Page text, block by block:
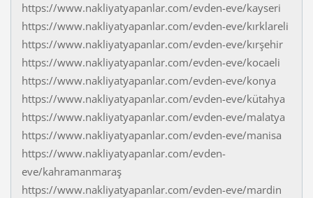
https://www.nakliyatyapanlar.com/evden-eve/kayseri
https://www.nakliyatyapanlar.com/evden-eve/kırklareli
https://www.nakliyatyapanlar.com/evden-eve/kırşehir
https://www.nakliyatyapanlar.com/evden-eve/kocaeli
https://www.nakliyatyapanlar.com/evden-eve/konya
https://www.nakliyatyapanlar.com/evden-eve/kütahya
https://www.nakliyatyapanlar.com/evden-eve/malatya
https://www.nakliyatyapanlar.com/evden-eve/manisa
https://www.nakliyatyapanlar.com/evden-
eve/kahramanmaraş
https://www.nakliyatyapanlar.com/evden-eve/mardin